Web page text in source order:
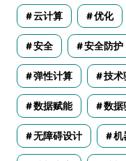
云计算 优化
安全 安全防护
弹性计算 技术
数据赋能 数据
无障碍设计 机